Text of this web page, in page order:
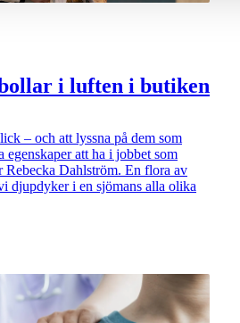
i luften i butiken
– och att lyssna på dem som
egenskaper att ha i jobbet som
Rebecka Dahlström. En flora av
djupdyker i en sjömans alla olika